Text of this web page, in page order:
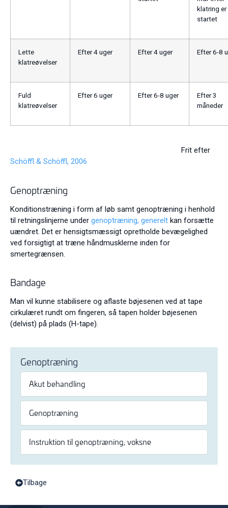
klatring er
startet
Lette
klatreøvelser
Efter 4 uger Efter 4 uger Efter 6-8
Fuld
klatreøvelser
Efter 6 uger Efter 6-8 uger
Efter 3
måneder
Frit efter
Schöffl & Schöffl, 2006
Genoptræning
Konditionstræning i form af løb samt genoptræning i henhold
til retningslinjerne under genoptræning, generelt kan forsætte
uændret. Det er hensigtsmæssigt opretholde bevægelighed
ved forsigtigt at træne håndmusklerne inden for
smertegrænsen.
Bandage
Man vil kunne stabilisere og aflaste bøjesenen ved at tape
cirkulæret rundt om fingeren, så tapen holder bøjesenen
(delvist) på plads (H-tape).
Genoptræning
Akut behandling
Genoptræning
Instruktion til genoptræning, voksne
Tilbage